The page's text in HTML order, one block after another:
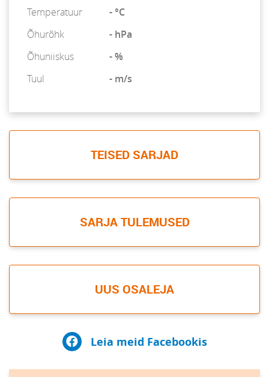
Temperatuur
- °C
Õhurõhk
- hPa
Õhuniiskus
- %
Tuul
- m/s
TEISED SARJAD
SARJA TULEMUSED
UUS OSALEJA
Leia meid Facebookis